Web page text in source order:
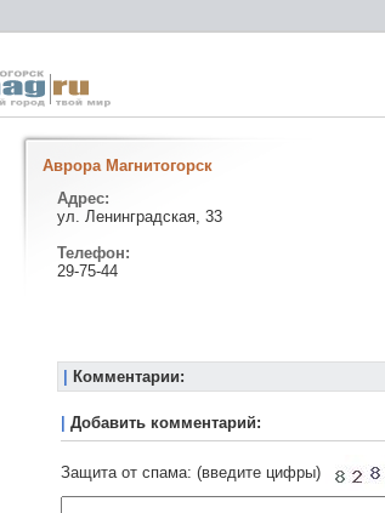
Аврора Магнитогорск
Адрес:
ул. Ленинградская, 33
Телефон:
29-75-44
Комментарии:
Добавить комментарий:
Защита от спама: (введите цифры)